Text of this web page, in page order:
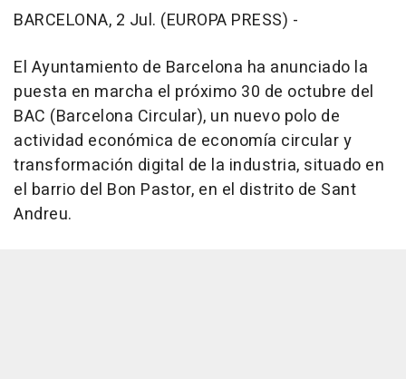
BARCELONA, 2 Jul. (EUROPA PRESS) -
El Ayuntamiento de Barcelona ha anunciado la
puesta en marcha el próximo 30 de octubre del
BAC (Barcelona Circular), un nuevo polo de
actividad económica de economía circular y
transformación digital de la industria, situado en
el barrio del Bon Pastor, en el distrito de Sant
Andreu.